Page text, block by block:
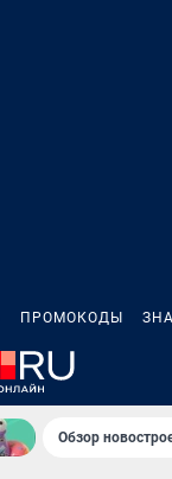
ПРОМОКОДЫ
Обзор